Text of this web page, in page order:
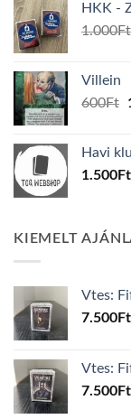
HKK -
1.000Ft
Villein
600Ft
Havi
1.500Ft
KIEMELT
Vtes:
7.500Ft
Vtes:
7.500Ft